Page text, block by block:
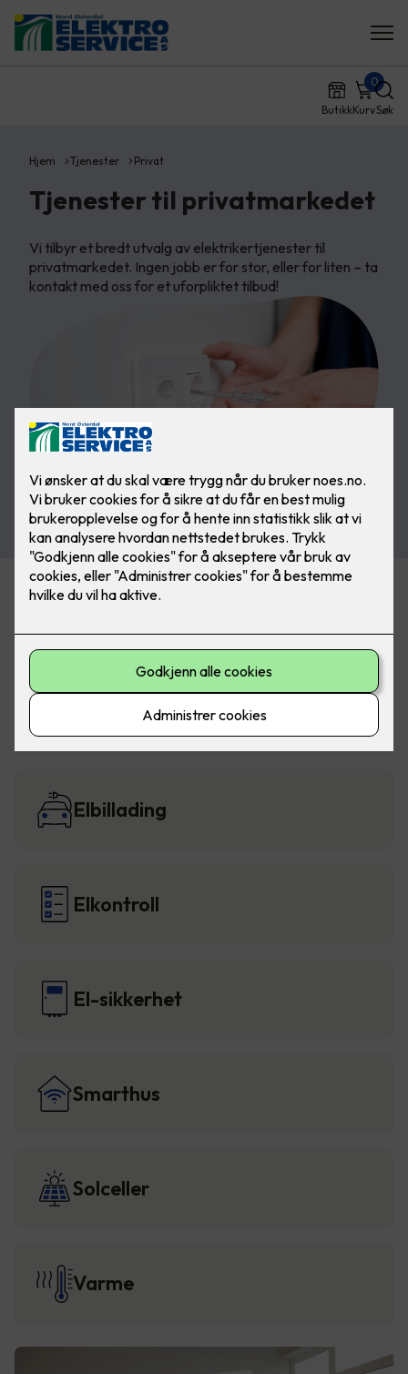
ButikkKurv
0
Søk
Hjem Tjenester Privat
Tjenester til privatmarkedet
Vi tilbyr et bredt utvalg av elektrikertjenester til
privatmarkedet. Ingen jobb er for stor, eller for liten – ta
kontakt med oss for et uforpliktet tilbud!
Belysning
Elbillading
Elkontroll
El-sikkerhet
Smarthus
Solceller
Varme